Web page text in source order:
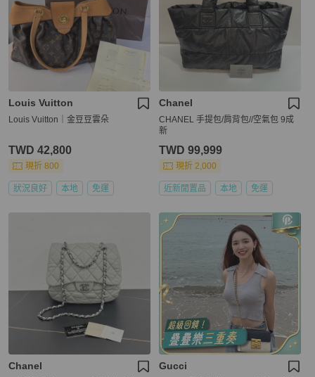
Louis Vuitton
Louis Vuitton｜金豆豆雲朵
TWD 42,800
現折 800
狀況良好 本地 免運
Chanel
CHANEL 手提包/肩背包//空氣包 9成
新
TWD 99,999
現折 2,000
近新閒置品 本地 免運
Chanel Gucci